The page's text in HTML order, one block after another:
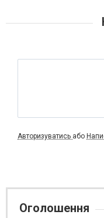
Авторизуватись або
Оголошення